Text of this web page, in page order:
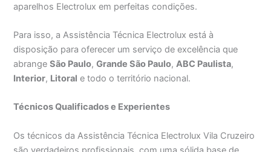
aparelhos Electrolux em perfeitas condições.
Para isso, a Assistência Técnica Electrolux está à
disposição para oferecer um serviço de excelência que
abrangeSão Paulo,Grande São Paulo,ABC Paulista,
Interior, Litoral e todo o território nacional.
Técnicos Qualificados e Experientes
Os técnicos da Assistência Técnica Electrolux Vila Cruzeiro